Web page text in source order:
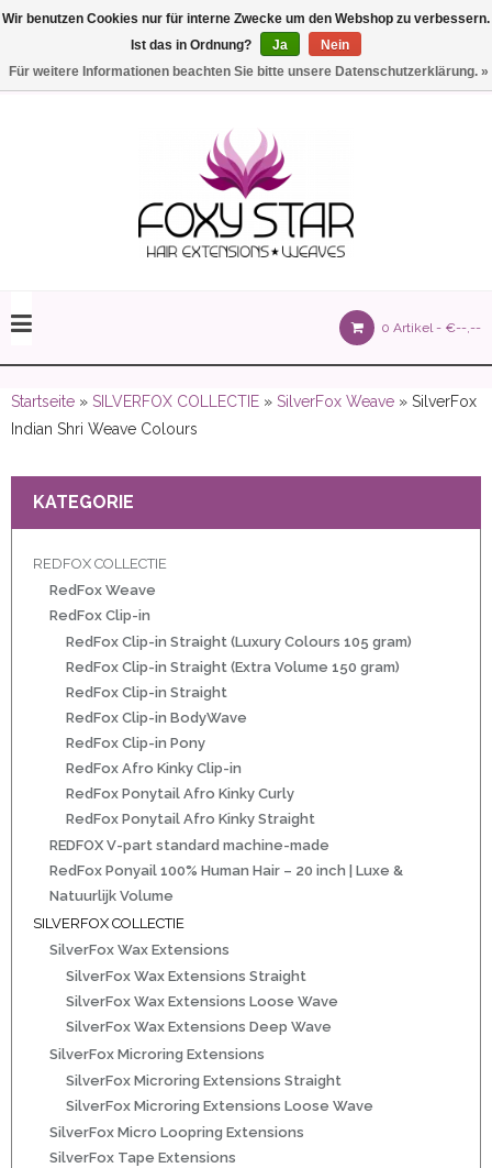
Einstellungen
0 Artikel - €--,--
150 gram)
20 inch | Luxe & Natuurlijk Volume
Startseite » SILVERFOX COLLECTIE » SilverFox Weave » SilverFox
Indian Shri Weave Colours
KATEGORIE
REDFOX COLLECTIE
RedFox Weave
RedFox Clip-in
RedFox Clip-in Straight (Luxury Colours 105 gram)
RedFox Clip-in Straight (Extra Volume 150 gram)
RedFox Clip-in Straight
RedFox Clip-in BodyWave
RedFox Clip-in Pony
RedFox Afro Kinky Clip-in
RedFox Ponytail Afro Kinky Curly
RedFox Ponytail Afro Kinky Straight
REDFOX V-part standard machine-made
RedFox Ponyail 100% Human Hair – 20 inch | Luxe &
Natuurlijk Volume
SILVERFOX COLLECTIE
SilverFox Wax Extensions
SilverFox Wax Extensions Straight
SilverFox Wax Extensions Loose Wave
SilverFox Wax Extensions Deep Wave
SilverFox Microring Extensions
SilverFox Microring Extensions Straight
SilverFox Microring Extensions Loose Wave
SilverFox Micro Loopring Extensions
SilverFox Tape Extensions
Wir benutzen Cookies nur für interne Zwecke um den Webshop zu verbessern.
Ist das in Ordnung?
Ja
Nein
Für weitere Informationen beachten Sie bitte unsere Datenschutzerklärung. »